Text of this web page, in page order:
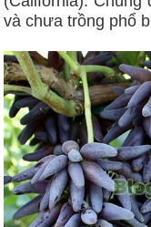
và chưa trồng phổ